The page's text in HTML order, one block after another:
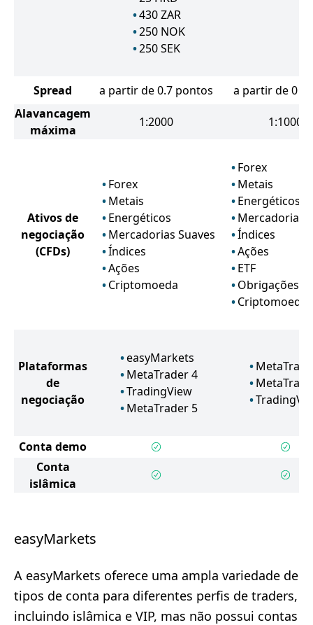
430 ZAR
250 NOK
250 SEK
Spread a partir de 0.7 pontos
a partir de 0
Alavancagem
máxima
1:2000 1:1000
Ativos de
negociação
(CFDs)
Forex
Metais
Energéticos
Mercadorias Suaves
Índices
Ações
Criptomoeda
Forex
Metais
Energéticos
Mercadorias
Índices
Ações
ETF
Obrigações
Criptomoeda
Plataformas
de
negociação
easyMarkets
MetaTrader 4
TradingView
MetaTrader 5
Conta demo
Conta
islâmica
easyMarkets
A easyMarkets oferece uma ampla variedade de
tipos de conta para diferentes perfis de traders,
incluindo islâmica e VIP, mas não possui contas